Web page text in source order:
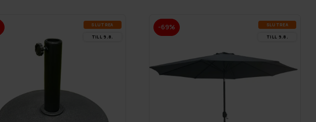
SLUT­REA
TILL 9.8.
-69% SLUT­REA
TILL 9.8.